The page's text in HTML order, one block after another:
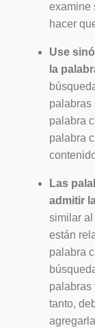
examine
hacer
Use
la
palabras
palabra
palabra
Las
admitir
similar
están
palabra
palabras
tanto,